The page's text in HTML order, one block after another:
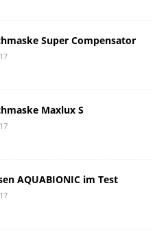
Super Compensator
Maxlux S
AQUABIONIC im Test